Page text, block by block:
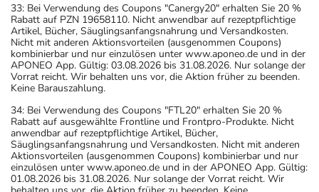
33: Bei Verwendung des Coupons "Canergy20" erhalten Sie 20 %
Rabatt auf PZN 19658110. Nicht anwendbar auf rezeptpflichtige
Artikel, Bücher, Säuglingsanfangsnahrung und Versandkosten.
Nicht mit anderen Aktionsvorteilen (ausgenommen Coupons)
kombinierbar und nur einzulösen unter www.aponeo.de und in der
APONEO App. Gültig: 03.08.2026 bis 31.08.2026. Nur solange der
Vorrat reicht. Wir behalten uns vor, die Aktion früher zu beenden.
Keine Barauszahlung.
34: Bei Verwendung des Coupons "FTL20" erhalten Sie 20 %
Rabatt auf ausgewählte Frontline und Frontpro-Produkte. Nicht
anwendbar auf rezeptpflichtige Artikel, Bücher,
Säuglingsanfangsnahrung und Versandkosten. Nicht mit anderen
Aktionsvorteilen (ausgenommen Coupons) kombinierbar und nur
einzulösen unter www.aponeo.de und in der APONEO App. Gültig:
01.08.2026 bis 31.08.2026. Nur solange der Vorrat reicht. Wir